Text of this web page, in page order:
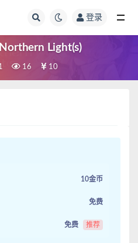
登录
Light(s)
16 10
10金币
免费
免费 推荐